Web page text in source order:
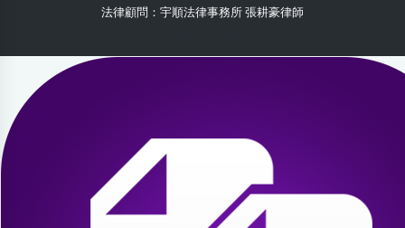
法律顧問：宇順法律事務所 張耕豪律師